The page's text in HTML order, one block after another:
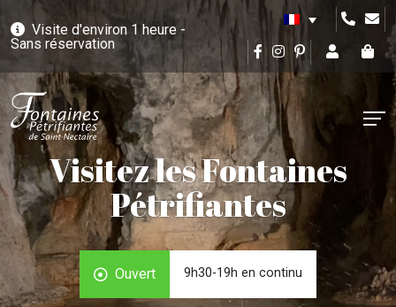
Visite d'environ 1 heure -
Sans réservation
Visitez les Fontaines
Pétrifiantes
Ouvert 9h30-19h en continu